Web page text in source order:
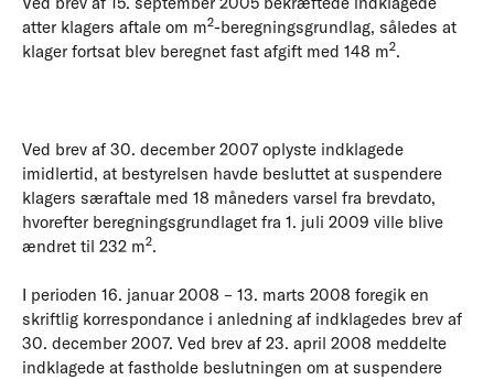
atter klagers aftale om m2-beregningsgrundlag, således at
klager fortsat blev beregnet fast afgift med 148 m2.
Ved brev af 30. december 2007 oplyste indklagede
imidlertid, at bestyrelsen havde besluttet at suspendere
klagers særaftale med 18 måneders varsel fra brevdato,
hvorefter beregningsgrundlaget fra 1. juli 2009 ville blive
ændret til 232 m2.
I perioden 16. januar 2008 – 13. marts 2008 foregik en
skriftlig korrespondance i anledning af indklagedes brev af
30. december 2007. Ved brev af 23. april 2008 meddelte
indklagede at fastholde beslutningen om at suspendere